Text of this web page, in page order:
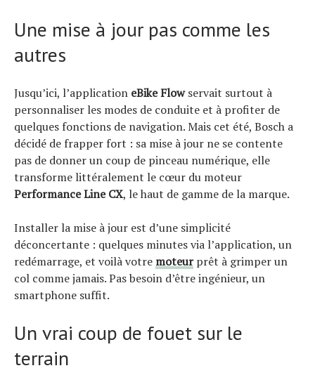
Une mise à jour pas comme les
autres
Jusqu’ici, l’application eBike Flowservait surtout à
personnaliser les modes de conduite et à profiter de
quelques fonctions de navigation. Mais cet été, Bosch a
décidé de frapper fort : sa mise à jour ne se contente
pas de donner un coup de pinceau numérique, elle
transforme littéralement le cœur du moteur
Performance Line CX, le haut de gamme de la marque.
Installer la mise à jour est d’une simplicité
déconcertante : quelques minutes via l’application, un
redémarrage, et voilà votre moteurprêt à grimper un
col comme jamais. Pas besoin d’être ingénieur, un
smartphone suffit.
Un vrai coup de fouet sur le
terrain